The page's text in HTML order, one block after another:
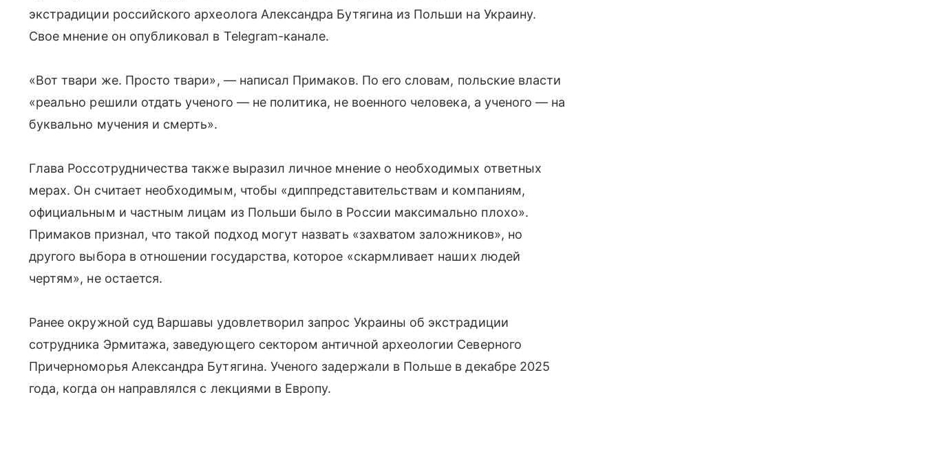
экстрадиции российского археолога Александра Бутягина из Польши на Украину.
Свое мнение он опубликовал в Telegram-канале.
«Вот твари же. Просто твари», — написал Примаков. По его словам, польские власти
«реально решили отдать ученого — не политика, не военного человека, а ученого — на
буквально мучения и смерть».
Глава Россотрудничества также выразил личное мнение о необходимых ответных
мерах. Он считает необходимым, чтобы «диппредставительствам и компаниям,
официальным и частным лицам из Польши было в России максимально плохо».
Примаков признал, что такой подход могут назвать «захватом заложников», но
другого выбора в отношении государства, которое «скармливает наших людей
чертям», не остается.
Ранее окружной суд Варшавы удовлетворил запрос Украины об экстрадиции
сотрудника Эрмитажа, заведующего сектором античной археологии Северного
Причерноморья Александра Бутягина. Ученого задержали в Польше в декабре 2025
года, когда он направлялся с лекциями в Европу.